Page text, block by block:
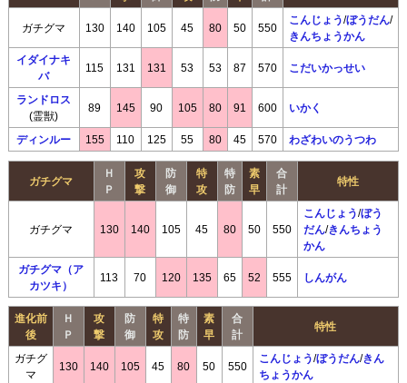
ガチグマ 130 140 105 45 80 50 550
こんじょう/ぼうだん/
きんちょうかん
イダイナキ
バ
115 131 131 53 53 87 570 こだいかっせい
ランドロス
(霊獣)
89 145 90 105 80 91 600 いかく
ディンルー 155 110 125 55 80 45 570 わざわいのうつわ
ガチグマ
Ｈ
Ｐ
攻
撃
防
御
特
攻
特
防
素
早
合
計
特性
ガチグマ 130 140 105 45 80 50 550
こんじょう/ぼう
だん/きんちょう
かん
ガチグマ（ア
カツキ）
113 70 120 135 65 52 555 しんがん
進化前
後
Ｈ
Ｐ
攻
撃
防
御
特
攻
特
防
素
早
合
計
特性
ガチグ
マ
130 140 105 45 80 50 550
こんじょう/ぼうだん/きん
ちょうかん